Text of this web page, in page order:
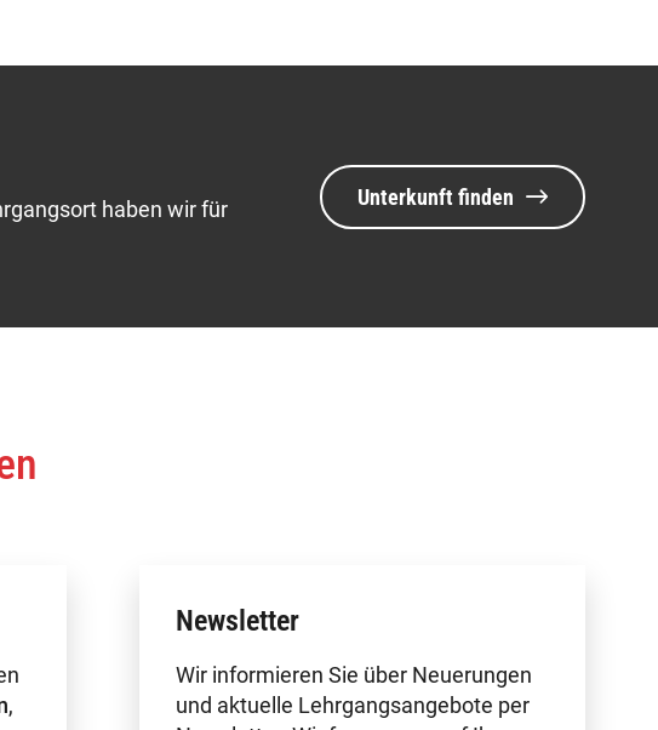
haben wir für
Unterkunft finden
,
Newsletter
Wir informieren Sie über Neuerungen
und aktuelle Lehrgangsangebote per